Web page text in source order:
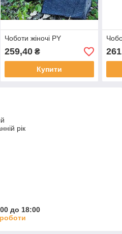
Чоботи жіночі PY
259,40₴
Купити
рік
до 18:00